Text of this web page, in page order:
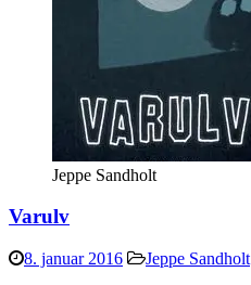
Jeppe Sandholt
Varulv
8. januar 2016
Jeppe Sandholt